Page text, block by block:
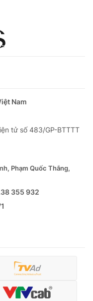
Nam
tử số 483/GP-BTTTT
Phạm Quốc Thắng,
355 932